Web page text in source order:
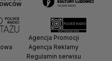
Agencja Promocji
Agencja Reklamy
Regulamin serwisu